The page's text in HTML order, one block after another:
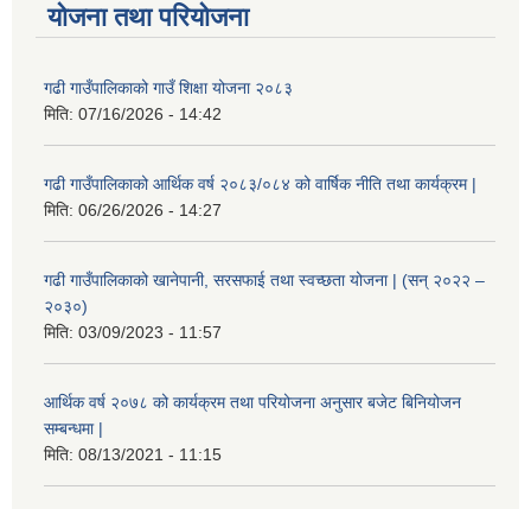
योजना तथा परियोजना
गढी गाउँपालिकाको गाउँ शिक्षा योजना २०८३
मिति: 07/16/2026 - 14:42
गढी गाउँपालिकाको आर्थिक वर्ष २०८३/०८४ को वार्षिक नीति तथा कार्यक्रम |
मिति: 06/26/2026 - 14:27
गढी गाउँपालिकाको खानेपानी, सरसफाई तथा स्वच्छता योजना | (सन् २०२२ –
२०३०)
मिति: 03/09/2023 - 11:57
आर्थिक वर्ष २०७८ को कार्यक्रम तथा परियोजना अनुसार बजेट बिनियोजन
सम्बन्धमा |
मिति: 08/13/2021 - 11:15